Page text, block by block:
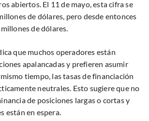
abiertos. El 11 de mayo, esta cifra se
de dólares, pero desde entonces
de dólares.
que muchos operadores están
apalancadas y prefieren asumir
tiempo, las tasas de financiación
neutrales. Esto sugiere que no
de posiciones largas o cortas y
están en espera.